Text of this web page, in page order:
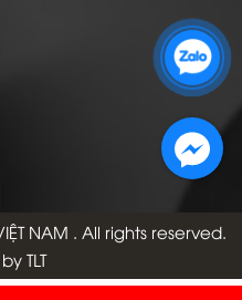
NAM . All rights reserved.
TLT
Zalo 2: 0972 14 9900